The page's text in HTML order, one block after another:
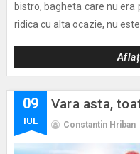
bistro, bagheta care nu era
ridica cu alta ocazie, nu
09
IUL
Vara asta,
Constantin Hriban